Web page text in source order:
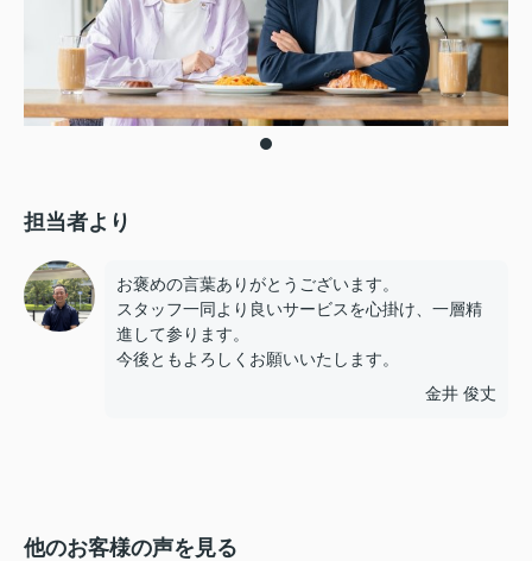
担当者より
お褒めの言葉ありがとうございます。
スタッフ一同より良いサービスを心掛け、一層精
進して参ります。
今後ともよろしくお願いいたします。
金井 俊丈
他のお客様の声を見る